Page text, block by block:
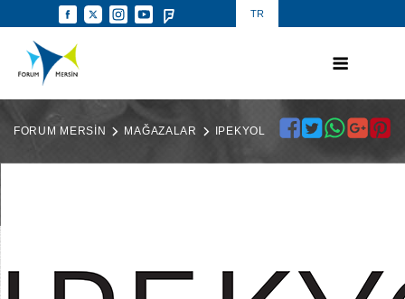
TR
FORUM MERSİN MAĞAZALAR IPEKYOL